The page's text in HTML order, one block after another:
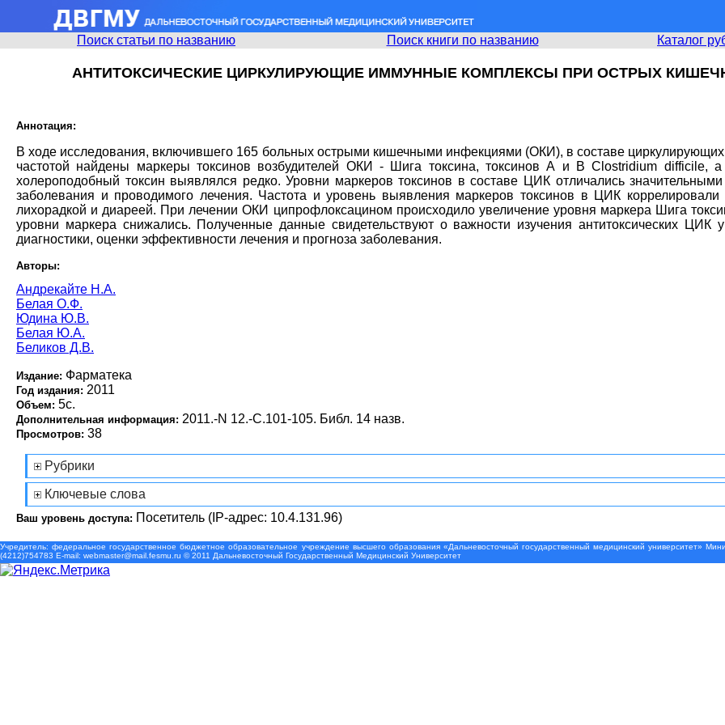
Поиск статьи по названию Поиск книги по названию Каталог
АНТИТОКСИЧЕСКИЕ ЦИРКУЛИРУЮЩИЕ ИММУННЫЕ КОМПЛЕКСЫ ПРИ ОСТРЫХ
Аннотация:
В ходе исследования, включившего 165 больных острыми кишечными инфекциями (ОКИ), в составе
частотой найдены маркеры токсинов возбудителей ОКИ - Шига токсина, токсинов А и В Clostridium difficile, а
холероподобный токсин выявлялся редко. Уровни маркеров токсинов в составе ЦИК отличались
заболевания и проводимого лечения. Частота и уровень выявления маркеров токсинов в ЦИК
лихорадкой и диареей. При лечении ОКИ ципрофлоксацином происходило увеличение уровня маркера Шига
уровни маркера снижались. Полученные данные свидетельствуют о важности изучения антитоксических
диагностики, оценки эффективности лечения и прогноза заболевания.
Авторы:
Андрекайте Н.А.
Белая О.Ф.
Юдина Ю.В.
Белая Ю.А.
Беликов Д.В.
Издание: Фарматека
Год издания: 2011
Объем: 5с.
Дополнительная информация: 2011.-N 12.-С.101-105. Библ. 14 назв.
Просмотров: 38
Рубрики
Ключевые слова
Ваш уровень доступа: Посетитель (IP-адрес: 10.4.131.96)
Учредитель: федеральное государственное бюджетное образовательное учреждение высшего образования «Дальневосточный государственный медицинский университет»
(4212)754783 Е-mail: webmaster@mail.fesmu.ru © 2011 Дальневосточный Государственный Медицинский Университет